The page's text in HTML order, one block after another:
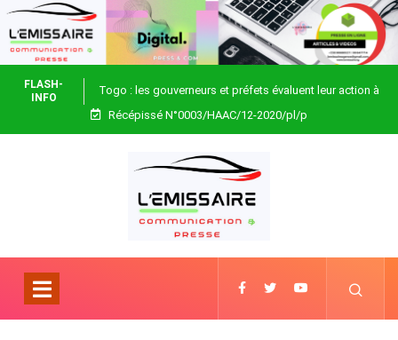
FLASH-
INFO
Togo : les gouverneurs et préfets évaluent leur action à
Blitta
Récépissé N°0003/HAAC/12-2020/pl/p